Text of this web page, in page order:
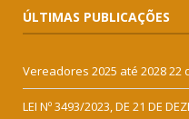
ÚLTIMAS PUBLICAÇÕES
Vereadores 2025 até 202822
LEI Nº 3493/2023, DE 21 DE